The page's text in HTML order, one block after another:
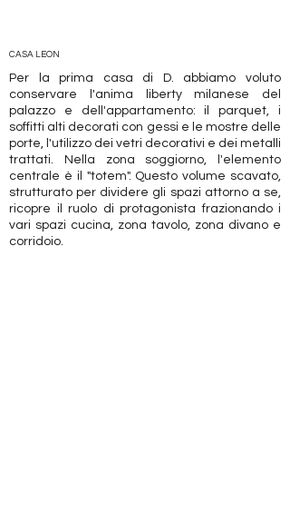
CASA LEON
Per la prima casa di D. abbiamo voluto
conservare l'anima liberty milanese del
palazzo e dell'appartamento: il parquet, i
soffitti alti decorati con gessi e le mostre delle
porte, l'utilizzo dei vetri decorativi e dei metalli
trattati. ​Nella zona soggiorno, l'elemento
centrale è il "totem". Questo volume scavato,
strutturato per dividere gli spazi attorno a se,
ricopre il ruolo di protagonista frazionando i
vari spazi cucina, zona tavolo, zona divano e
corridoio.